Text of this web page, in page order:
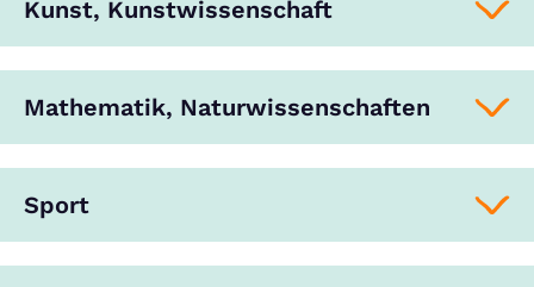
Kunst, Kunstwissenschaft
Mathematik, Naturwissenschaften
Sport